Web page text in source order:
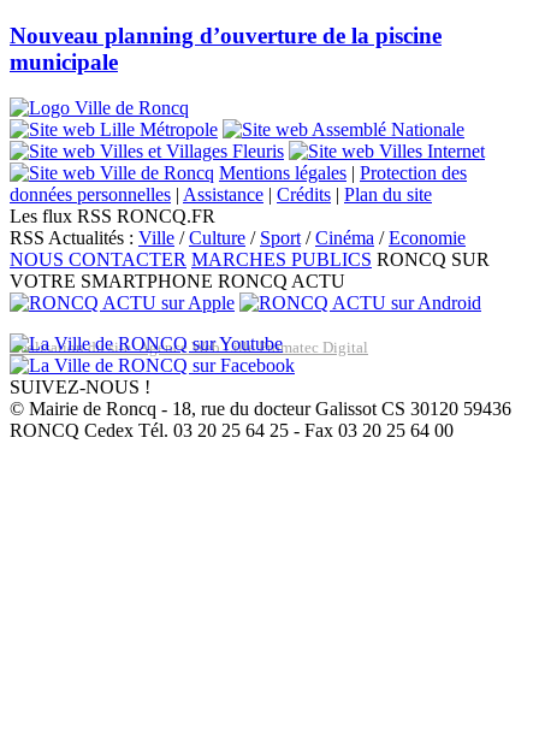
Nouveau planning d’ouverture de la piscine
municipale
Mentions légales | Protection des
données personnelles | Assistance | Crédits | Plan du site
Les flux RSS RONCQ.FR
RSS Actualités : Ville /Culture / Sport/Cinéma /Economie
NOUS CONTACTER MARCHES PUBLICS RONCQ SUR
VOTRE SMARTPHONE RONCQ ACTU
Réalisation du site: Agence Web Lille Promatec Digital
SUIVEZ-NOUS !
© Mairie de Roncq - 18, rue du docteur Galissot CS 30120 59436
RONCQ Cedex Tél. 03 20 25 64 25 - Fax 03 20 25 64 00